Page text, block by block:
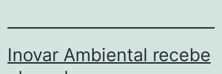
Inovar Ambiental recebe